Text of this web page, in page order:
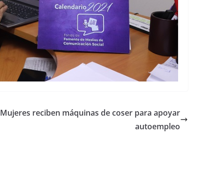
Mujeres reciben máquinas de coser para apoyar
autoempleo